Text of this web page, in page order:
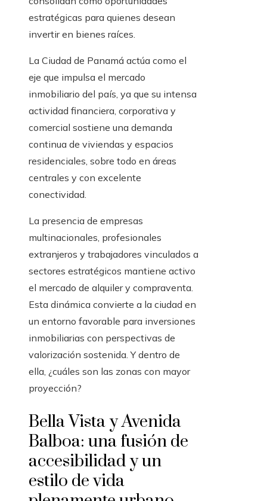
estratégicas para quienes desean
invertir en bienes raíces.
La Ciudad de Panamá actúa como el
eje que impulsa el mercado
inmobiliario del país, ya que su intensa
actividad financiera, corporativa y
comercial sostiene una demanda
continua de viviendas y espacios
residenciales, sobre todo en áreas
centrales y con excelente
conectividad.
La presencia de empresas
multinacionales, profesionales
extranjeros y trabajadores vinculados a
sectores estratégicos mantiene activo
el mercado de alquiler y compraventa.
Esta dinámica convierte a la ciudad en
un entorno favorable para inversiones
inmobiliarias con perspectivas de
valorización sostenida. Y dentro de
ella, ¿cuáles son las zonas con mayor
proyección?
Bella Vista y Avenida
Balboa: una fusión de
accesibilidad y un
estilo de vida